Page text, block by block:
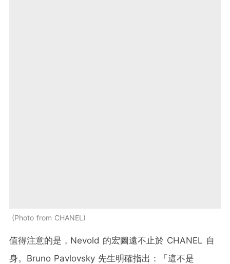
Photo from CHANEL
值得注意的是，Nevold 的宏圖遠不止於 CHANEL 自
身。Bruno Pavlovsky 先生明確指出：「這不是